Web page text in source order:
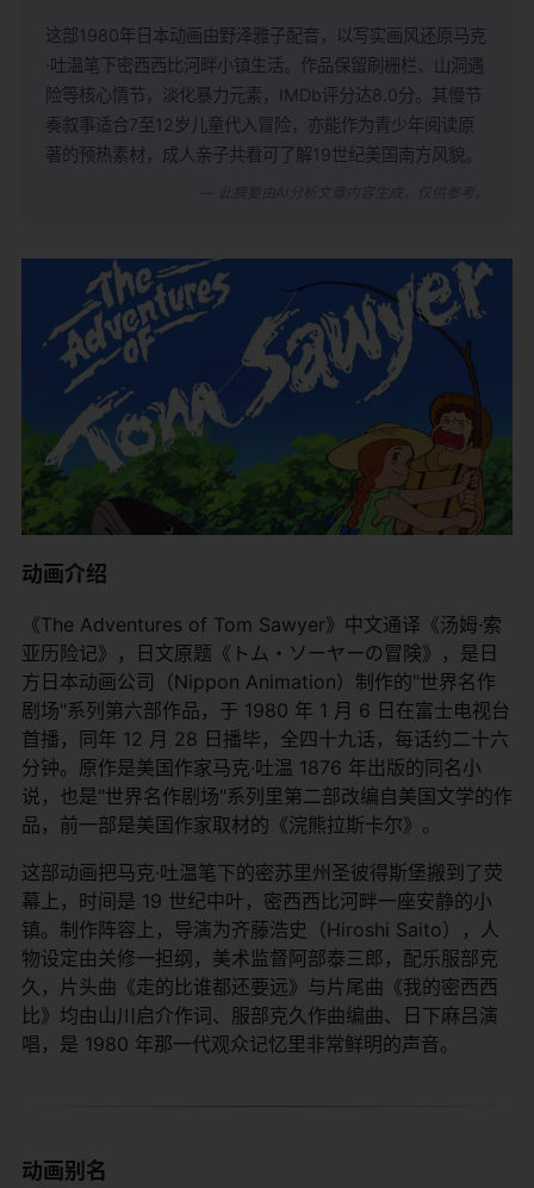
这部1980年日本动画由野泽雅子配音，以写实画风还原马克
·吐温笔下密西西比河畔小镇生活。作品保留刷栅栏、山洞遇
险等核心情节，淡化暴力元素，IMDb评分达8.0分。其慢节
奏叙事适合7至12岁儿童代入冒险，亦能作为青少年阅读原
著的预热素材，成人亲子共看可了解19世纪美国南方风貌。
动画介绍
《The Adventures of Tom Sawyer》中文通译《汤姆·索
亚历险记》，日文原题《トム・ソーヤーの冒険》，是日
方日本动画公司（Nippon Animation）制作的"世界名作
剧场"系列第六部作品，于 1980 年 1 月 6 日在富士电视台
首播，同年 12 月 28 日播毕，全四十九话，每话约二十六
分钟。原作是美国作家马克·吐温 1876 年出版的同名小
说，也是"世界名作剧场"系列里第二部改编自美国文学的作
品，前一部是美国作家取材的《浣熊拉斯卡尔》。
这部动画把马克·吐温笔下的密苏里州圣彼得斯堡搬到了荧
幕上，时间是 19 世纪中叶，密西西比河畔一座安静的小
镇。制作阵容上，导演为齐藤浩史（Hiroshi Saito），人
物设定由关修一担纲，美术监督阿部泰三郎，配乐服部克
久，片头曲《走的比谁都还要远》与片尾曲《我的密西西
比》均由山川启介作词、服部克久作曲编曲、日下麻吕演
唱，是 1980 年那一代观众记忆里非常鲜明的声音。
动画别名